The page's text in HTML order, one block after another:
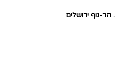
הר-נוף ירושלים